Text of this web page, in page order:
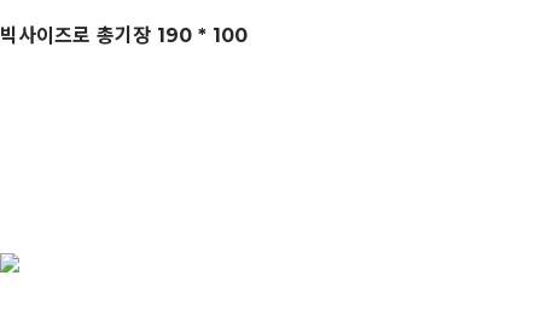
빅사이즈로 총기장 190 * 100